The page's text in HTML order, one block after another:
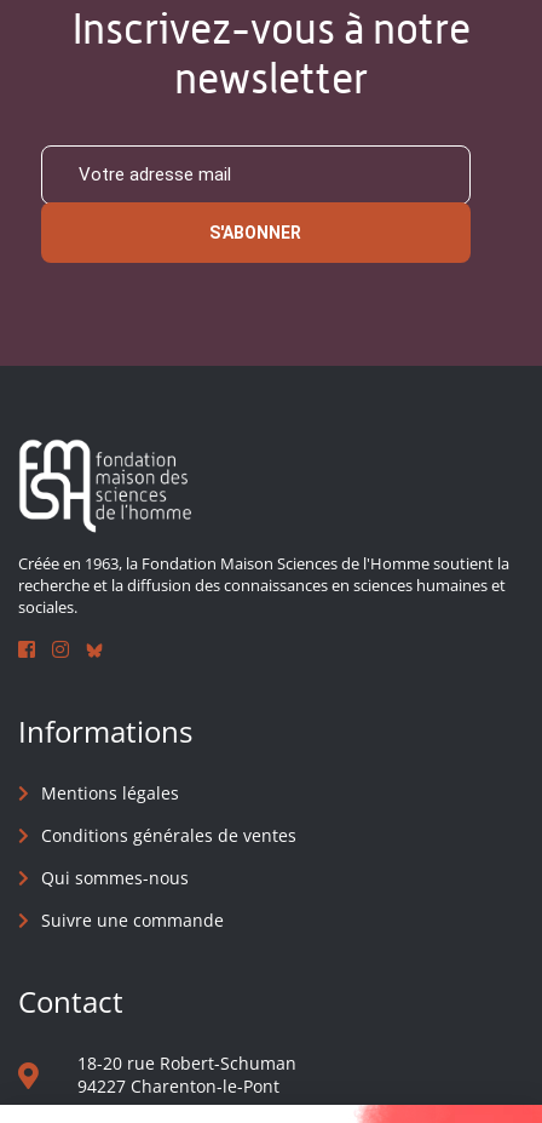
Inscrivez-vous à notre
newsletter
S'ABONNER
Créée en 1963, la Fondation Maison Sciences de l'Homme soutient la
recherche et la diffusion des connaissances en sciences humaines et
sociales.
Informations
Mentions légales
Conditions générales de ventes
Qui sommes-nous
Suivre une commande
Contact
18-20 rue Robert-Schuman
94227 Charenton-le-Pont